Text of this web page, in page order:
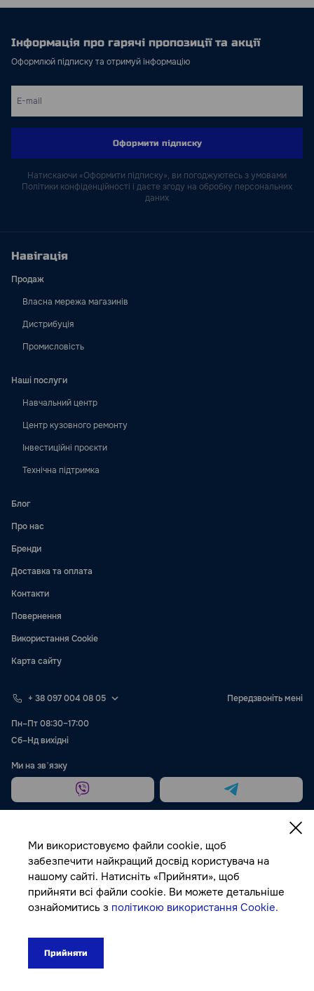
409₴
Інформація про гарячі пропозиції та акції
Оформлюй підписку та отримуй інформацію
Оформити підписку
Натискаючи «Оформити підписку», ви погоджуютесь з умовами
Політики конфіденційності і даєте згоду на обробку персональних
даних
Навігація
Продаж
Власна мережа магазинів
Дистрибуція
Промисловість
Наші послуги
Навчальний центр
Центр кузовного ремонту
Інвестиційні проєкти
Технічна підтримка
Блог
Про нас
Бренди
Доставка та оплата
Контакти
Повернення
Використання Cookie
Карта сайту
+ 38 097 004 08 05 Передзвоніть мені
Пн–Пт 08:30–17:00
Сб–Нд вихідні
Ми на звʼязку
© Autocolor, 2026
Публічна оферта
Ми використовуємо файли cookie, щоб
забезпечити найкращий досвід користувача на
нашому сайті. Натисніть «Прийняти», щоб
прийняти всі файли cookie. Ви можете детальніше
ознайомитись з політикою використання Cookie.
Прийняти